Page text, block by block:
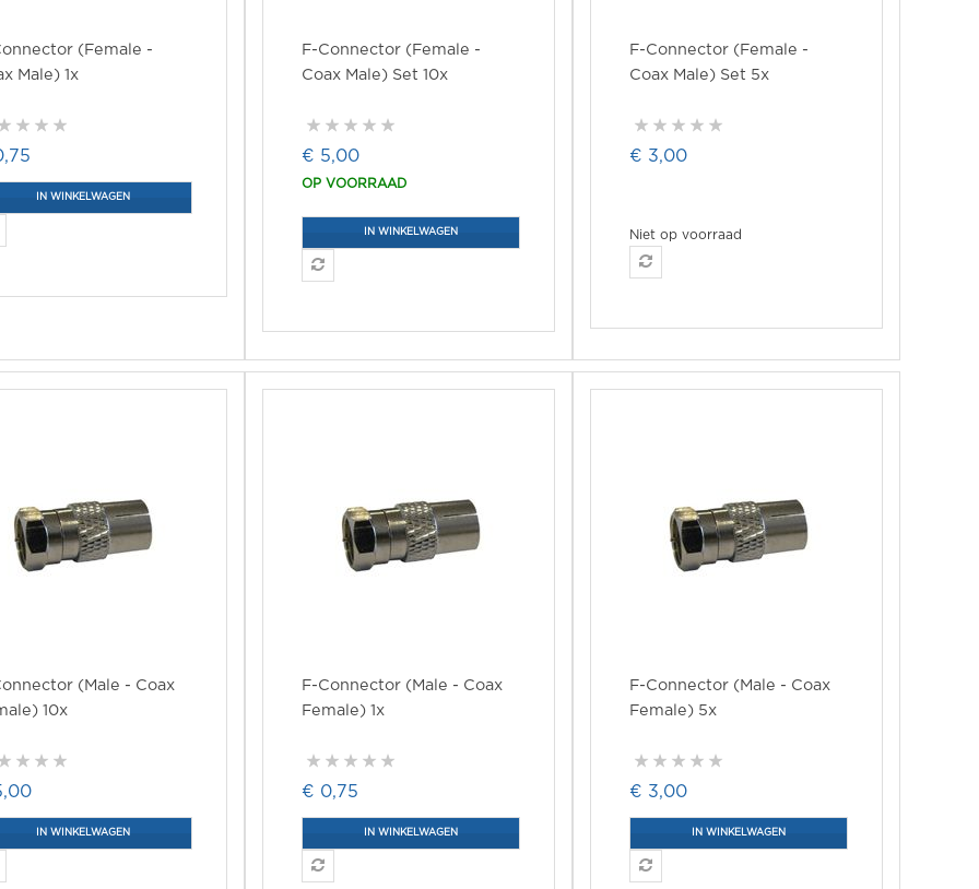
(Female -
Male) 1x
IN WINKELWAGEN
F-Connector (Female -
Coax Male) Set 10x
€ 5,00
OP VOORRAAD
IN WINKELWAGEN
F-Connector (Female -
Coax Male) Set 5x
€ 3,00
Niet op voorraad
(Male - Coax
10x
IN WINKELWAGEN
F-Connector (Male - Coax
Female) 1x
€ 0,75
IN WINKELWAGEN
F-Connector (Male - Coax
Female) 5x
€ 3,00
IN WINKELWAGEN